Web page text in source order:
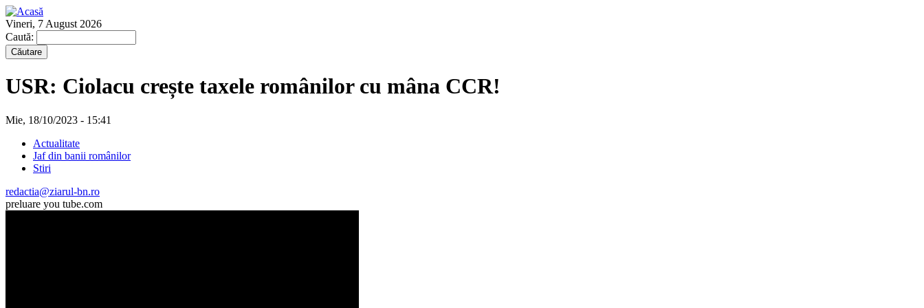
Vineri, 7 August 2026
Caută:
USR: Ciolacu crește taxele românilor cu mâna CCR!
Mie, 18/10/2023 - 15:41
Actualitate
Jaf din banii românilor
Stiri
redactia@ziarul-bn.ro
preluare you tube.com